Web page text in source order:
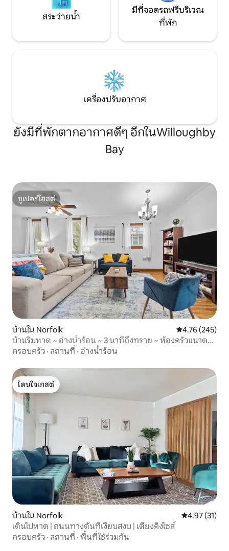
สระว่ายน้ำ
มีที่จอดรถฟรีบริเวณ
ที่พัก
เครื่องปรับอากาศ
ยังมีที่พักตากอากาศดีๆ อีกในWilloughby
Bay
ซูเปอร์โฮสต์
ซูเปอร์โฮสต์
บ้านใน Norfolk คะแนนเฉลี่ย
4.76 (245)
บ้านริมหาด ~ อ่างน้ำร้อน ~ 3 นาทีถึงทราย ~ ห้องครัวขนาด
ใหญ่
ครอบครัว · สถานที่ · อ่างน้ำร้อน
โดนใจเกสต์
โดนใจเกสต์
บ้านใน Norfolk คะแนนเฉลี่ย
4.97 (31)
เดินไปหาด | ถนนทางตันที่เงียบสงบ | เตียงคิงไซส์
ครอบครัว · สถานที่ · พื้นที่ใช้ร่วมกัน